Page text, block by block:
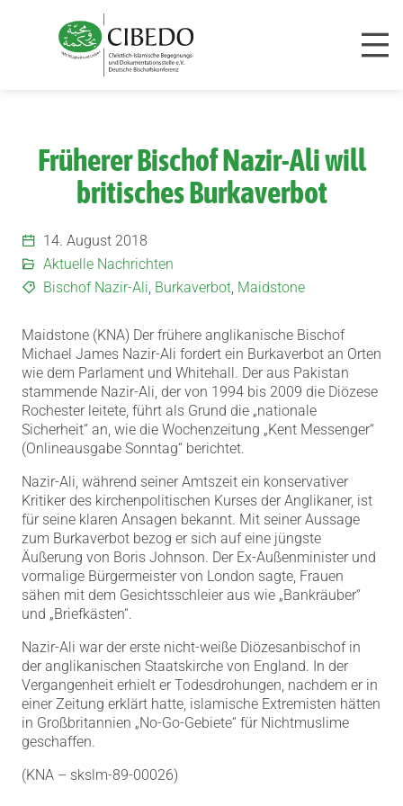
Früherer Bischof Nazir-Ali will
britisches Burkaverbot
14. August 2018
Aktuelle Nachrichten
Bischof Nazir-Ali Burkaverbot, Maidstone
Maidstone (KNA) Der frühere anglikanische Bischof
Michael James Nazir-Ali fordert ein Burkaverbot an Orten
wie dem Parlament und Whitehall. Der aus Pakistan
stammende Nazir-Ali, der von 1994 bis 2009 die Diözese
Rochester leitete, führt als Grund die „nationale
Sicherheit“ an, wie die Wochenzeitung „Kent Messenger“
(Onlineausgabe Sonntag“ berichtet.
Nazir-Ali, während seiner Amtszeit ein konservativer
Kritiker des kirchenpolitischen Kurses der Anglikaner, ist
für seine klaren Ansagen bekannt. Mit seiner Aussage
zum Burkaverbot bezog er sich auf eine jüngste
Äußerung von Boris Johnson. Der Ex-Außenminister und
vormalige Bürgermeister von London sagte, Frauen
sähen mit dem Gesichtsschleier aus wie „Bankräuber“
und „Briefkästen“.
Nazir-Ali war der erste nicht-weiße Diözesanbischof in
der anglikanischen Staatskirche von England. In der
Vergangenheit erhielt er Todesdrohungen, nachdem er in
einer Zeitung erklärt hatte, islamische Extremisten hätten
in Großbritannien „No-Go-Gebiete“ für Nichtmuslime
geschaffen.
(KNA – skslm-89-00026)